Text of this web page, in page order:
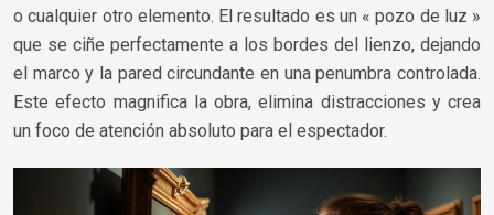
o cualquier otro elemento. El resultado es un « pozo de luz »
que se ciñe perfectamente a los bordes del lienzo, dejando
el marco y la pared circundante en una penumbra controlada.
Este efecto magnifica la obra, elimina distracciones y crea
un foco de atención absoluto para el espectador.